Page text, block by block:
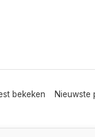
bekeken Nieuwste